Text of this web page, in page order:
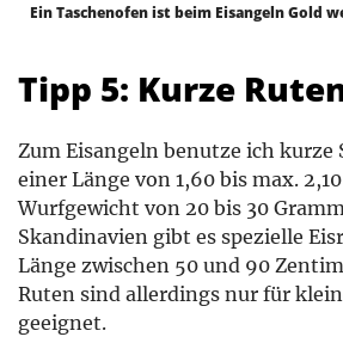
Ein Taschenofen ist beim Eisangeln Gold
Tipp 5: Kurze
Zum Eisangeln benutze ich
einer Länge von 1,60 bis max.
Wurfgewicht von 20 bis 30
Skandinavien gibt es spezielle
Länge zwischen 50 und 90
Ruten sind allerdings nur für
geeignet.